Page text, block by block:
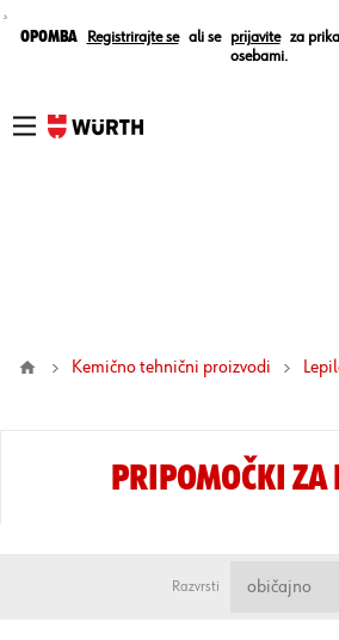
¸
Opomba Registrirajte se ali se prijavite
za
osebami.
Kemično tehnični proizvodi
PRIPOMOČKI ZA
Razvrsti